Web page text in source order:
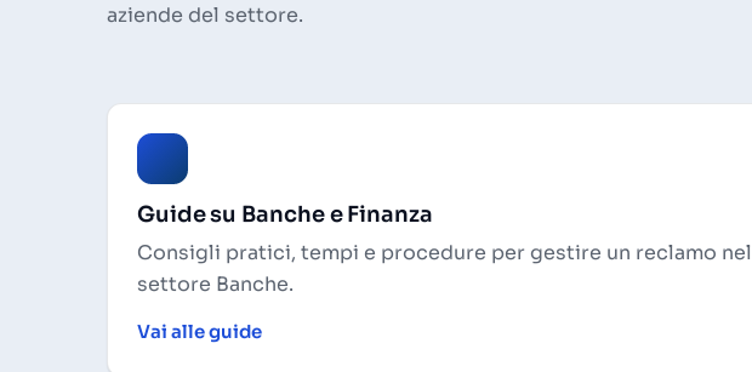
aziende del settore.
Guide su Banche e Finanza
Consigli pratici, tempi e procedure per gestire un reclamo nel
settore Banche.
Vai alle guide